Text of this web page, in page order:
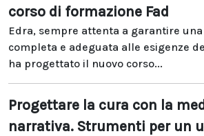
corso di formazione Fad
Edra, sempre attenta a garantire
completa e adeguata alle esigenze
ha progettato il nuovo corso...
Progettare la cura con la
narrativa. Strumenti per un